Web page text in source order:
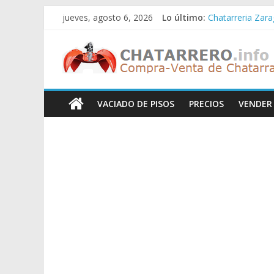
Saltar
contenido
jueves, agosto 6, 2026 Lo último: Chatarreria
Chatarreria
Chatarreria
Chatarreros
–
Precio
VACIADO DE PISOS PRECIOS